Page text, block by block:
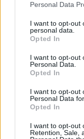
Personal Data
I want to opt-out
personal data.
Opted In
I want to opt-out
Personal Data.
Opted In
I want to opt-out
Personal Data
Opted In
I want to opt-out
Retention, Sale,
un accordo
muro, ma
del centrocampista
mercato estivo.